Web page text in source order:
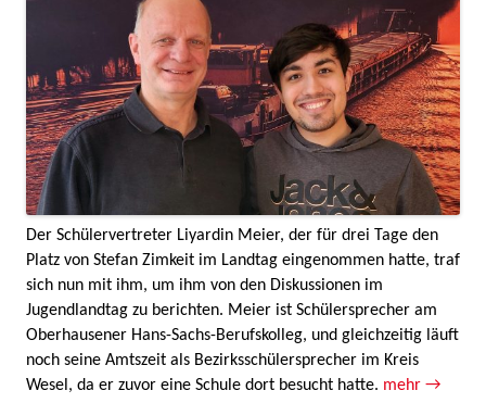
Der Schülervertreter Liyardin Meier, der für drei Tage den
Platz von Stefan Zimkeit im Landtag eingenommen hatte, traf
sich nun mit ihm, um ihm von den Diskussionen im
Jugendlandtag zu berichten. Meier ist Schülersprecher am
Oberhausener Hans-Sachs-Berufskolleg, und gleichzeitig läuft
noch seine Amtszeit als Bezirksschülersprecher im Kreis
Wesel, da er zuvor eine Schule dort besucht hatte. mehr →